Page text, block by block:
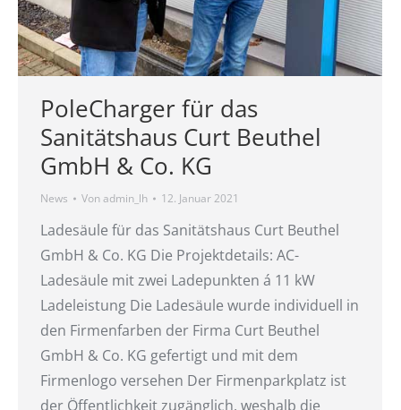
PoleCharger für das
Sanitätshaus Curt Beuthel
GmbH & Co. KG
News Vonadmin_lh 12. Januar 2021
Ladesäule für das Sanitätshaus Curt Beuthel
GmbH & Co. KG Die Projektdetails: AC-
Ladesäule mit zwei Ladepunkten á 11 kW
Ladeleistung Die Ladesäule wurde individuell in
den Firmenfarben der Firma Curt Beuthel
GmbH & Co. KG gefertigt und mit dem
Firmenlogo versehen Der Firmenparkplatz ist
der Öffentlichkeit zugänglich, weshalb die